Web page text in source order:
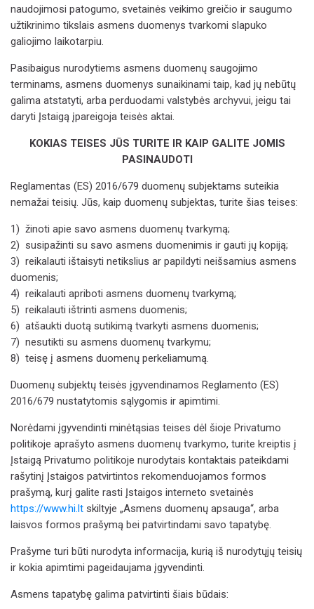
naudojimosi patogumo, svetainės veikimo greičio ir saugumo
užtikrinimo tikslais asmens duomenys tvarkomi slapuko
galiojimo laikotarpiu.
Pasibaigus nurodytiems asmens duomenų saugojimo
terminams, asmens duomenys sunaikinami taip, kad jų nebūtų
galima atstatyti, arba perduodami valstybės archyvui, jeigu tai
daryti Įstaigą įpareigoja teisės aktai.
KOKIAS TEISES JŪS TURITE IR KAIP GALITE JOMIS
PASINAUDOTI
Reglamentas (ES) 2016/679 duomenų subjektams suteikia
nemažai teisių. Jūs, kaip duomenų subjektas, turite šias teises:
1) žinoti apie savo asmens duomenų tvarkymą;
2) susipažinti su savo asmens duomenimis ir gauti jų kopiją;
3) reikalauti ištaisyti netikslius ar papildyti neišsamius asmens
duomenis;
4) reikalauti apriboti asmens duomenų tvarkymą;
5) reikalauti ištrinti asmens duomenis;
6) atšaukti duotą sutikimą tvarkyti asmens duomenis;
7) nesutikti su asmens duomenų tvarkymu;
8) teisę į asmens duomenų perkeliamumą.
Duomenų subjektų teisės įgyvendinamos Reglamento (ES)
2016/679 nustatytomis sąlygomis ir apimtimi.
Norėdami įgyvendinti minėtąsias teises dėl šioje Privatumo
politikoje aprašyto asmens duomenų tvarkymo, turite kreiptis į
Įstaigą Privatumo politikoje nurodytais kontaktais pateikdami
rašytinį Įstaigos patvirtintos rekomenduojamos formos
prašymą, kurį galite rasti Įstaigos interneto svetainės
https://www.hi.lt skiltyje „Asmens duomenų apsauga“, arba
laisvos formos prašymą bei patvirtindami savo tapatybę.
Prašyme turi būti nurodyta informacija, kurią iš nurodytųjų teisių
ir kokia apimtimi pageidaujama įgyvendinti.
Asmens tapatybę galima patvirtinti šiais būdais: